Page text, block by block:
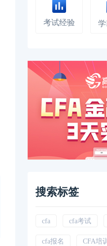
考试经验
搜索标签
cfa cfa考试
cfa报名 CFA培训